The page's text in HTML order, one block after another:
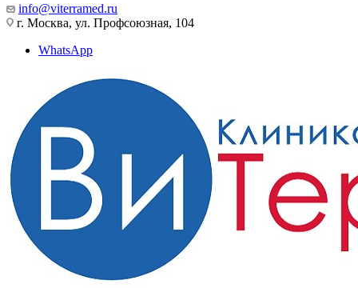
info@viterramed.ru
г. Москва, ул. Профсоюзная, 104
WhatsApp